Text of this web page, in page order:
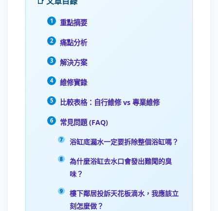
重點摘要
痛點分析
解決方案
維修實錄
比較表格：自行維修 vs 專業維修
常見問題 (FAQ)
浴缸底漏水一定要拆除整個浴缸嗎？
為什麼浴缸去水口會發出難聞的臭
味？
樓下鄰居投訴天花板滴水，我應該立
刻怎麼做？